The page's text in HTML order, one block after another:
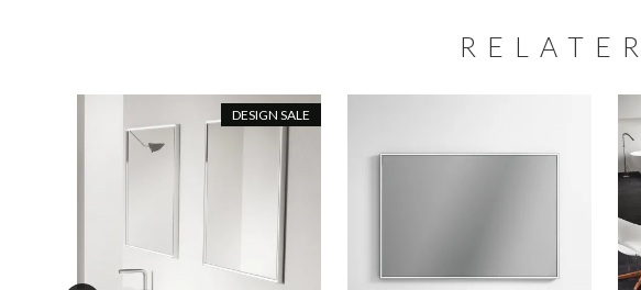
DESIGN SALE